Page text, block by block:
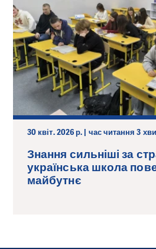
30 квіт. 2026 р. | час читання 3
Знання сильніші за
українська школа
майбутнє